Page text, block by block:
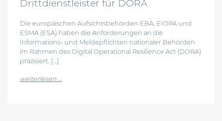
Drittdienstleister für DORA
Die europäischen Aufsichtsbehörden EBA, EIOPA und
ESMA (ESA) haben die Anforderungen an die
Informations- und Meldepflichten nationaler Behörden
im Rahmen des Digital Operational Resilience Act (DORA)
präzisiert. […]
weiterlesen …